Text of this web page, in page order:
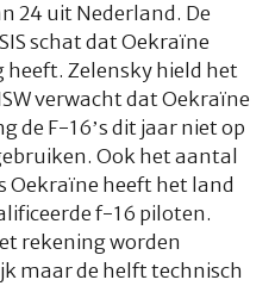
24 uit Nederland. De
schat dat Oekraïne
heeft. Zelensky hield het
verwacht dat Oekraïne
de F-16’s dit jaar niet op
Ook het aantal
Oekraïne heeft het land
f-16 piloten.
rekening worden
maar de helft technisch